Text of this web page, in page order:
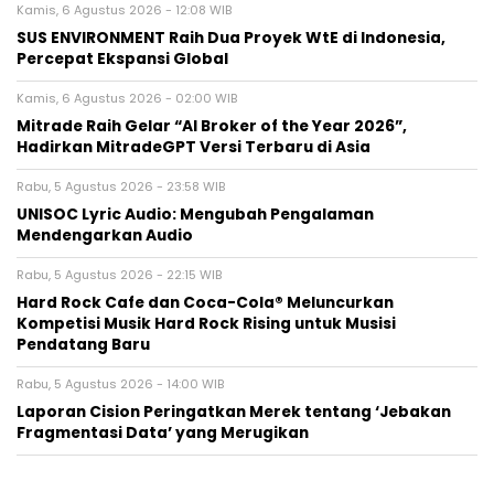
Kamis, 6 Agustus 2026 - 12:08 WIB
SUS ENVIRONMENT Raih Dua Proyek WtE di Indonesia,
Percepat Ekspansi Global
Kamis, 6 Agustus 2026 - 02:00 WIB
Mitrade Raih Gelar “AI Broker of the Year 2026”,
Hadirkan MitradeGPT Versi Terbaru di Asia
Rabu, 5 Agustus 2026 - 23:58 WIB
UNISOC Lyric Audio: Mengubah Pengalaman
Mendengarkan Audio
Rabu, 5 Agustus 2026 - 22:15 WIB
Hard Rock Cafe dan Coca-Cola® Meluncurkan
Kompetisi Musik Hard Rock Rising untuk Musisi
Pendatang Baru
Rabu, 5 Agustus 2026 - 14:00 WIB
Laporan Cision Peringatkan Merek tentang ‘Jebakan
Fragmentasi Data’ yang Merugikan